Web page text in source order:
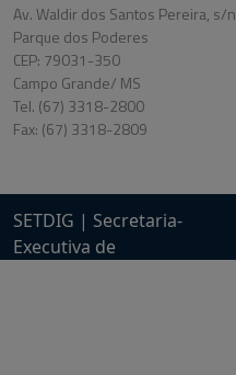
Av. Waldir dos Santos Pereira, s/n
Parque dos Poderes
CEP: 79031-350
Campo Grande/ MS
Tel. (67) 3318-2800
Fax: (67) 3318-2809
SETDIG | Secretaria-
Executiva de